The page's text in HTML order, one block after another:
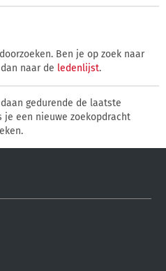
Ben je op zoek naar
naar de ledenlijst.
gedurende de laatste
je een nieuwe zoekopdracht